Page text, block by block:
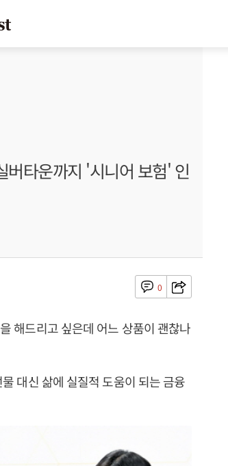
버타운까지 '시니어 보험' 인
0
해드리고 싶은데 어느 상품이 괜찮나
대신 삶에 실질적 도움이 되는 금융